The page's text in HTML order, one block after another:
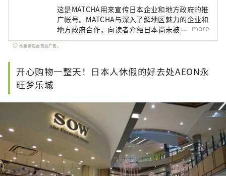
这是MATCHA用来宣传日本企业和地方政府的推
广帐号。MATCHA与深入了解地区魅力的企业和
地方政府合作，向读者介绍日本尚未被发现的魅
力！同时我们也根据该地区的政府和企业等提供
值得信赖的资讯撰写文章。
more
本服务包含赞助广告。
开心购物一整天！日本人休假的好去处AEON永
旺梦乐城